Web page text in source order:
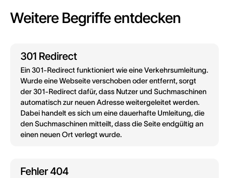
Weitere Begriffe entdecken
301 Redirect
Ein 301-Redirect funktioniert wie eine Verkehrsumleitung.
Wurde eine Webseite verschoben oder entfernt, sorgt
der 301-Redirect dafür, dass Nutzer und Suchmaschinen
automatisch zur neuen Adresse weitergeleitet werden.
Dabei handelt es sich um eine dauerhafte Umleitung, die
den Suchmaschinen mitteilt, dass die Seite endgültig an
einen neuen Ort verlegt wurde.
Fehler 404